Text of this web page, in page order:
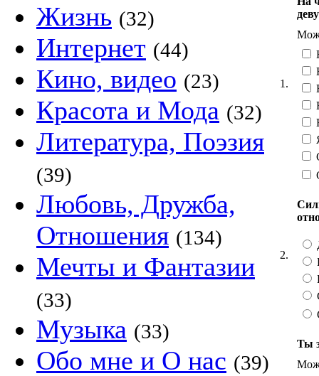
Жизнь (32)
Интернет (44)
Кино, видео (23)
Красота и Мода (32)
Литература, Поэзия
(39)
Любовь, Дружба,
Отношения (134)
Мечты и Фантазии
(33)
Музыка (33)
Обо мне и О нас (39)
1.
2.
Ты